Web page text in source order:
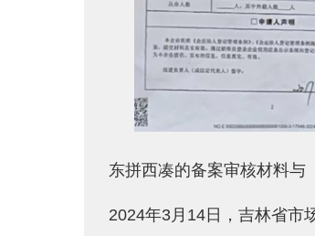
东拼西凑的备案审核材料与
2024年3月14日，吉林省市